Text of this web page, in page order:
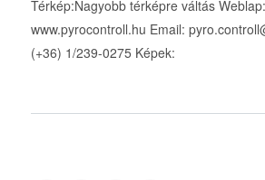
Térkép:Nagyobb térképre váltás Weblap:
www.pyrocontroll.hu Email:
(+36) 1/239-0275 Képek: